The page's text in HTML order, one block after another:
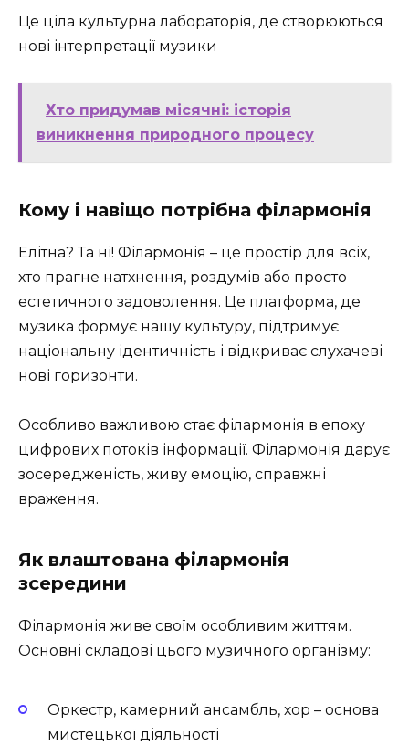
Це ціла культурна лабораторія, де створюються
нові інтерпретації музики
Хто придумав місячні: історія
виникнення природного процесу
Кому і навіщо потрібна філармонія
Елітна? Та ні! Філармонія – це простір для всіх,
хто прагне натхнення, роздумів або просто
естетичного задоволення. Це платформа, де
музика формує нашу культуру, підтримує
національну ідентичність і відкриває слухачеві
нові горизонти.
Особливо важливою стає філармонія в епоху
цифрових потоків інформації. Філармонія дарує
зосередженість, живу емоцію, справжні
враження.
Як влаштована філармонія
зсередини
Філармонія живе своїм особливим життям.
Основні складові цього музичного організму:
Оркестр, камерний ансамбль, хор – основа
мистецької діяльності